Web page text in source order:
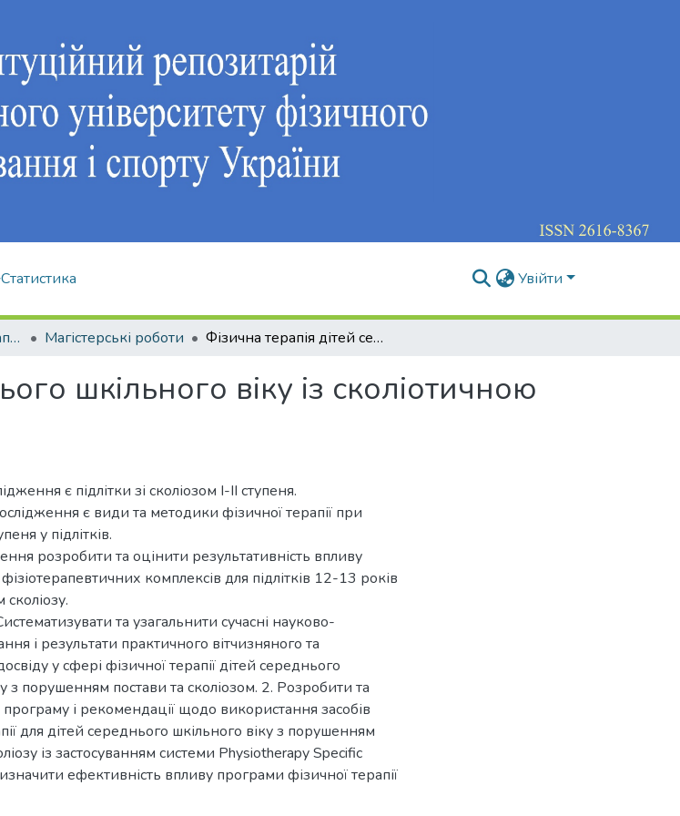
Статистика Увійти
Кафедра фізичної терапії та ерготерапії Магістерські роботи Фізична терапія дітей середнього шкільного віку із сколіотичною хворобою І-ІІ ступеня
шкільного віку із сколіотичною
є підлітки зі сколіозом І-ІІ ступеня.
є види та методики фізичної терапії при
у підлітків.
розробити та оцінити результативність впливу
комплексів для підлітків 12-13 років
сколіозу.
та узагальнити сучасні науково-
і результати практичного вітчизняного та
у сфері фізичної терапії дітей середнього
з порушенням постави та сколіозом. 2. Розробити та
і рекомендації щодо використання засобів
для дітей середнього шкільного віку з порушенням
із застосуванням системи Physiotherapy Specific
ефективність впливу програми фізичної терапії